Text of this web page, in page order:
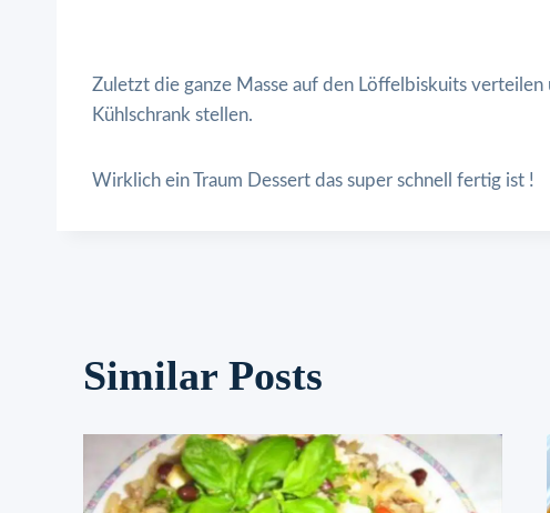
Zuletzt die ganze Masse auf den Löffelbiskuits
Kühlschrank stellen.
Wirklich ein Traum Dessert das super schnell fertig ist !
Similar Posts